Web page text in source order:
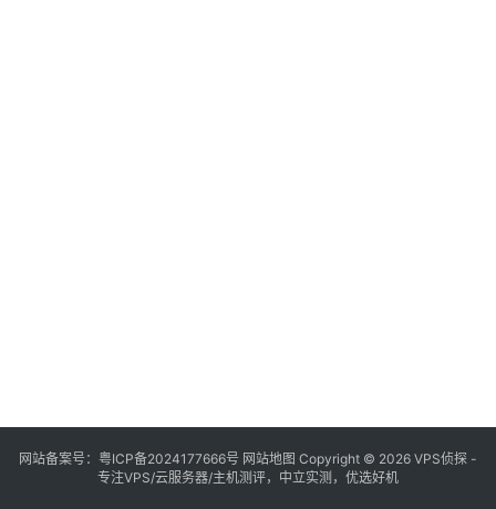
网站备案号： 粤ICP备2024177666号 网站地图 Copyright © 2026 VPS侦探 -
专注VPS/云服务器/主机测评，中立实测，优选好机